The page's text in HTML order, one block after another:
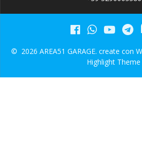
© 2026 AREA51 GARAGE. create con
Highlight Theme